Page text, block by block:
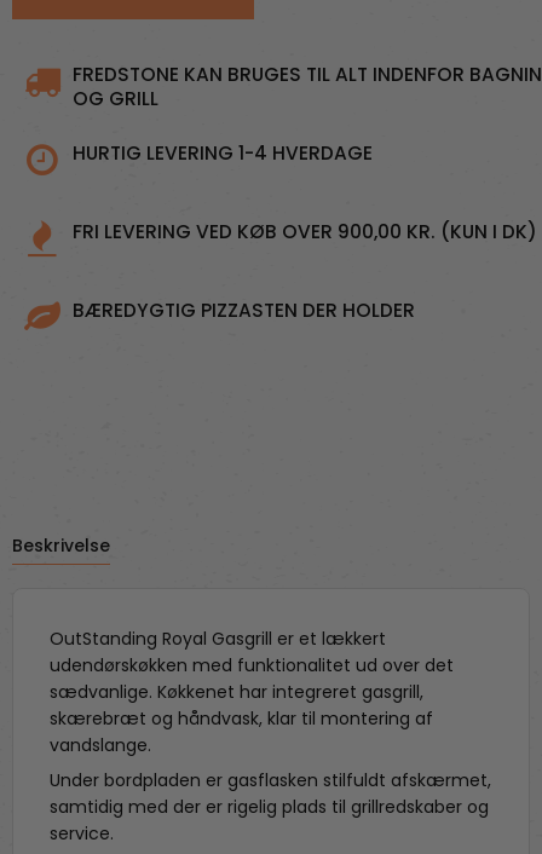
FREDSTONE KAN BRUGES TIL ALT INDENFOR
OG GRILL
HURTIG LEVERING 1-4 HVERDAGE
FRI LEVERING VED KØB OVER 900,00 KR. (KUN I DK)
BÆREDYGTIG PIZZASTEN DER HOLDER
Beskrivelse
OutStanding Royal Gasgrill er et lækkert
udendørskøkken med funktionalitet ud over det
sædvanlige. Køkkenet har integreret gasgrill,
skærebræt og håndvask, klar til montering af
vandslange.
Under bordpladen er gasflasken stilfuldt afskærmet,
samtidig med der er rigelig plads til grillredskaber og
service.